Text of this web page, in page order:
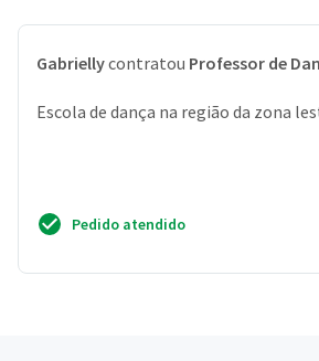
Gabriellycontratou Professor de
Escola de dança na região da zona
Pedido atendido